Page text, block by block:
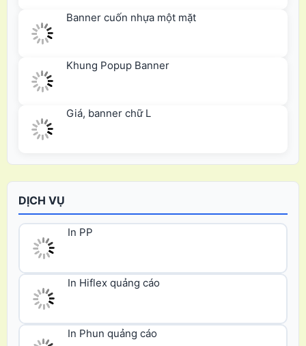
Banner cuốn nhựa một mặt
Khung Popup Banner
Giá, banner chữ L
DỊCH VỤ
In PP
In Hiflex quảng cáo
In Phun quảng cáo